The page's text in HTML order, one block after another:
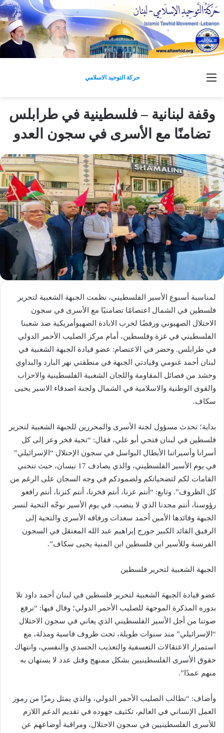
حركة التوحيد الاسلامي
وقفة لبنانية – فلسطينية في طرابلس
تضامنًا مع الأسرى في سجون العدو
لمناسبة أسبوع الأسير الفلسطيني، نظمت الجبهة الشعبية لتحرير
فلسطين في الشمال اعتصامًا تضامنيًا مع الأسرى في سجون
الاحتلال الصهيوني ورفضًا لحرب الابادة الصهيوأمريكية ضد شعبنا
الفلسطيني في غزة وفلسطين، أمام مركز الصليب الأحمر الدولي
في طرابلس. وحضر في الاعتصام: عضو قيادة الجبهة الشعبية في
لبنان أحمد غنومي وقيادتي الجبهة في منطقتي نهر البارد والبداوي
وحشد من فصائل المقاومة واللجان الشعبية الفلسطينية والاحزاب
والقوى الوطنية والاسلامية في الشمال ولجنة اصدقاء الاسير يحيى
سكاف.
‏‎بداية؛ تحدث مسؤول لجنة الأسرى والمحررين للجبهة الشعبية لتحرير
فلسطين في لبنان فتحي أبو علي، فقال: “تحية فخر وعز إلى كل
أسرانا وأسيراتنا الأبطال البواسل في سجون الإحتلال “الإسرائيلي”
في يوم الأسير الفلسطيني، والذي يصادف 17 نيسان، حيث تنحني
القامات لكم ‏‎لتضحياتكم ولصمودكم في وجه السجان على الرغم من
كل الظروف”. وتابع: “‏‎أنتم عزنا، أنتم فخرنا، أنتم كنزنا، أنتم رافعو
رؤوسنا، أنتم مجدنا الذي لا ينضب. في يوم الأسير نوجّه التحية لنسر
الجبهة وقائدها الأمين أحمد سعدات ورفاقه الأسرى والتحية إلى
الرفيق القائد الكبير جورج إبراهيم عبد الله المعتقل في السجون
الفرنسة وللأسير ابن فلسطين ابن المنية يحيى سكاف”.
الجبهة الشعبية لتحرير فلسطين
‏‎عضو قيادة الجبهة الشعبية لتحرير فلسطين في لبنان أحمد داود تلا
بدوره المذكرة الموجهة للصليب الأحمر الدولي؛ وقال فيها: “نرفع
صوتنا من أجل الأسير الفلسطيني الذي يعاني في سجون الاحتلال
“الإسرائيلي” منذ سنوات طويلة، تحت ظروف قاسية ومذلة، مع
استمرار الاعتقالات التعسفية والتعذيب الجسدي والنفسي، وانتهاك
حقوق الأسرى الفلسطينيين بشكل ممنهج وقتل عدد لا يستهان به
منهم عمدًا”.
وأضاف: “نطالب الصليب الأحمر الدولي، والذي يمثل رمزًا من رموز
العمل الإنساني في العالم، تكثيف جهوده في تقديم الدعم اللازم
للأسرى الفلسطينيين في سجون الاحتلال، ومراقبة أوضاعهم عن